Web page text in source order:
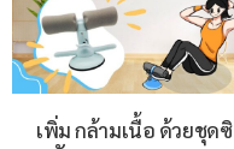
เพิ่ม กล้ามเนื้อ ด้วยชุดซิ